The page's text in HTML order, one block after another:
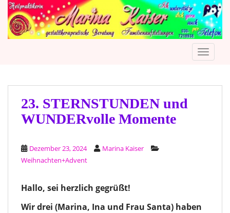
23. STERNSTUNDEN und
WUNDERvolle Momente
Dezember 23, 2024
Marina Kaiser
Weihnachten+Advent
Hallo, sei herzlich gegrüßt!
Wir drei (Marina, Ina und Frau Santa) haben